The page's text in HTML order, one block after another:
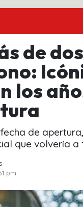
de
los
fecha de
que volvería a
pm